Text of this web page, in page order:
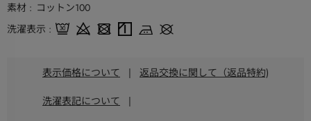
素材
コットン100
洗濯表示
表示価格について | 返品交換に関して（返品特約)
洗濯表記について |